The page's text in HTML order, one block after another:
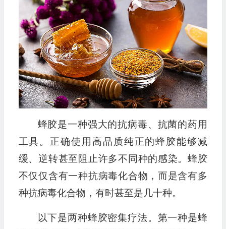
器
蜂胶是一种强大的抗病毒、抗菌的药用
工具。正确使用高品质纯正的蜂胶能够减
缓、逆转甚至阻止许多不同种的感染。蜂胶
不仅仅含有一种抗病毒化合物，而是含有多
种抗病毒化合物，有时甚至是几十种。
以下是两种蜂胶密集疗法。第一种是蜂